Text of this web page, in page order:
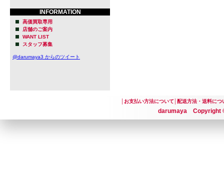
INFORMATION
高価買取専用
店舗のご案内
WANT LIST
スタッフ募集
@darumaya3 からのツイート
お支払い方法について│ 配送方法・送料につ
darumaya Copyright